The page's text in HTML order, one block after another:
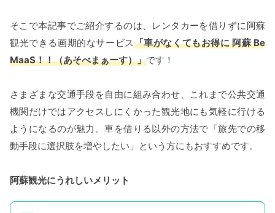
そこで本記事でご紹介するのは、レンタカーを借りずに阿蘇
観光できる画期的なサービス「車がなくてもお得に 阿蘇 Be
MaaS！！（あそべまぁーす）」です！
さまざまな交通手段を自由に組み合わせ、これまで公共交通
機関だけではアクセスしにくかった観光地にも気軽に行ける
ようになるのが魅力。車を借りる以外の方法で「旅先での移
動手段に選択肢を増やしたい」という方にもおすすめです。
阿蘇観光にうれしいメリット